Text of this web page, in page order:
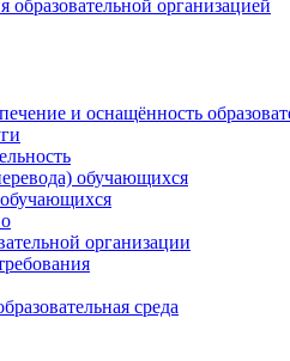
организацией
и оснащённость
обучающихся
организации
среда